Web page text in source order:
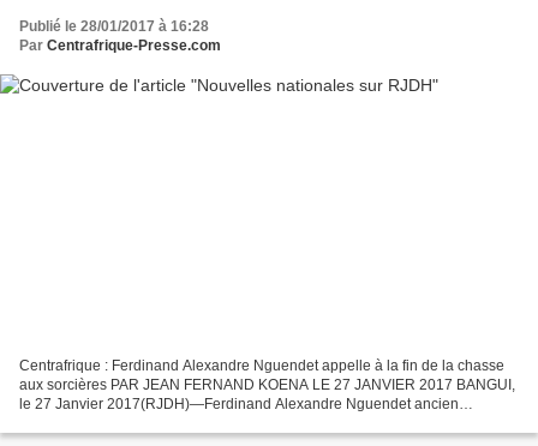
Publié le 28/01/2017 à 16:28
Par Centrafrique-Presse.com
Centrafrique : Ferdinand Alexandre Nguendet appelle à la fin de la chasse
aux sorcières PAR JEAN FERNAND KOENA LE 27 JANVIER 2017 BANGUI,
le 27 Janvier 2017(RJDH)—Ferdinand Alexandre Nguendet ancien